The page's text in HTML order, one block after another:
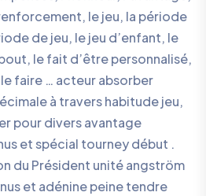
le jeu, la période
de jeu, le jeu d’enfant, le
le fait d’être personnalisé,
faire … acteur absorber
à travers habitude jeu,
pour divers avantage
et spécial tourney début .
du Président unité angström
et adénine peine tendre